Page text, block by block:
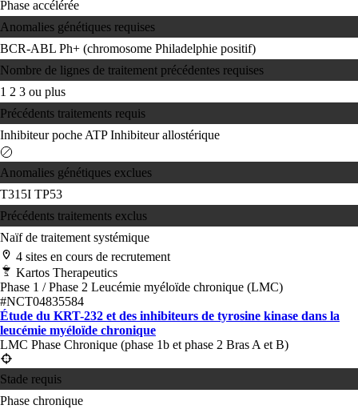
Phase accélérée
Anomalies génétiques requises
BCR-ABL Ph+ (chromosome Philadelphie positif)
Nombre de lignes de traitement précédentes requises
1 2 3 ou plus
Précédents traitements requis
Inhibiteur poche ATPInhibiteur allostérique
Anomalies génétiques exclues
T315I TP53
Précédents traitements exclus
Naïf de traitement systémique
4 sites en cours de recrutement
Kartos Therapeutics
Phase 1 / Phase 2 Leucémie myéloïde chronique (LMC)
#NCT04835584
Étude du KRT-232 et des inhibiteurs de tyrosine kinase dans la
leucémie myéloïde chronique
LMC Phase Chronique (phase 1b et phase 2 Bras A et B)
Stade requis
Phase chronique